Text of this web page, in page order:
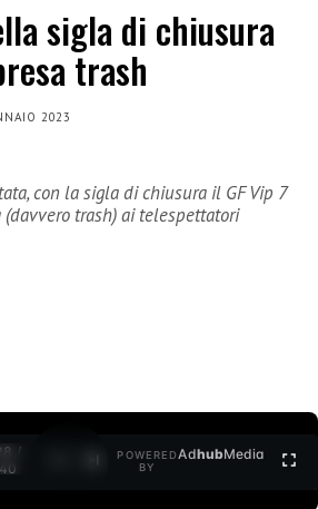
sigla di chiusura
trash
2023
con la sigla di chiusura il GF Vip 7
trash) ai telespettatori
/
POWERED
BY
AdhubMedia